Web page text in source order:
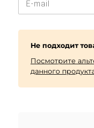
Не подходит
Посмотрите
данного